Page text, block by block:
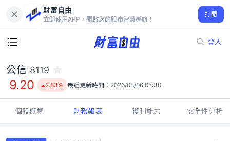
財富自由
立即使用APP，開啟您的股市智慧導航！
打開
登入
9.20
2.83%
公信 8119
9.20 2.83% 最近更新時間： 2026/08/06 05:30
個股概覽 財務報表 獲利能力 安全性分析